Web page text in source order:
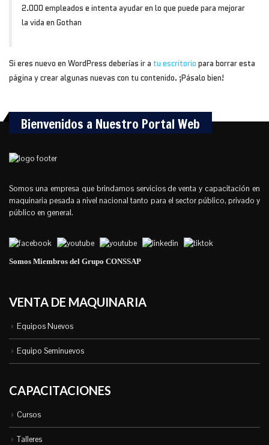
2.000 empleados e intenta ayudar en lo que puede para mejorar
la vida en Gothan
Si eres nuevo en WordPress deberías ir a tu escritorio para borrar esta
página y crear algunas nuevas con tu contenido. ¡Pásalo bien!
Bienvenidos a Nuestro Portal Web
Somos una empresa que brindamos servicios de venta y capacitación en
maquinaria pesada a nivel nacional tanto para el sector público, privado y
público en general.
Somos Miembros del Grupo CONSSAP
VENTA DE MAQUINARIA
Equipos Nuevos
Equipo Seminuevos
CAPACITACIONES
Cursos
Talleres